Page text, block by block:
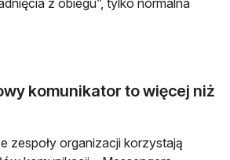
z obiegu”, tylko normalna
komunikator to więcej niż
zespoły organizacji korzystają